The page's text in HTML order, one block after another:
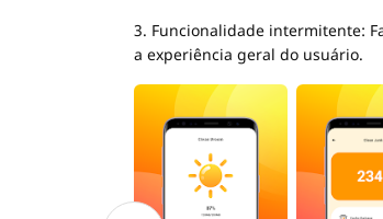
3. Funcionalidade intermitente:
a experiência geral do usuário.